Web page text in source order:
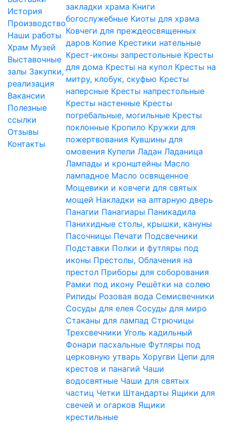
История
Производство
Наши работы
Храм Музей
Выставочные
залы Закупки,
реализация
Вакансии
Полезные
ссылки
Отзывы
Контакты
закладки храма Книги
богослужебные Киоты для храма
Ковчеги для преждеосвященных
даров Копие Крестики нательные
Крест-иконы запрестольные Кресты
для дома Кресты на купол Кресты на
митру, клобук, скуфью Кресты
наперсные Кресты напрестольные
Кресты настенные Кресты
погребальные, могильные Кресты
поклонные Кропило Кружки для
пожертвования Кувшины для
омовения Купели Ладан Ладаница
Лампады и кронштейны Масло
лампадное Масло освященное
Мощевики и ковчеги для святых
мощей Накладки на алтарную дверь
Панагии Панагиары Паникадила
Панихидные столы, крышки, кануны
Пасочницы Печати Подсвечники
Подставки Полки и футляры под
иконы Престолы, Облачения на
престол Приборы для соборования
Рамки под икону Решётки на солею
Рипиды Розовая вода Семисвечники
Сосуды для елея Сосуды для миро
Стаканы для лампад Стрючицы
Трехсвечники Уголь кадильный
Фонари пасхальные Футляры под
церковную утварь Хоругви Цепи для
крестов и панагий Чаши
водосвятные Чаши для святых
частиц Четки Штандарты Ящики для
свечей и огарков Ящики
крестильные